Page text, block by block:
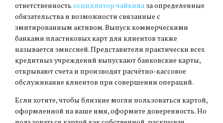
ответственность осциллятор чайкина за определенные
обязательства и возможности связанные с
эмитированным активом. Выпуск коммерческими
банками пластиковых карт для клиентов также
называется эмиссией. Представители практически всех
кредитных учреждений выпускают банковские карты,
открывают счета и производят расчётно-кассовое
обслуживание клиентов при совершении операций.
Если хотите, чтобы близкие могли пользоваться картой,
оформленной на ваше имя, оформите доверенность. Но